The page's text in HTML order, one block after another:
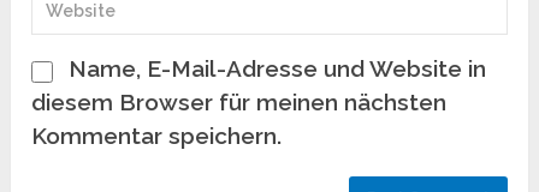
Name, E-Mail-Adresse und Website in
diesem Browser für meinen nächsten
Kommentar speichern.